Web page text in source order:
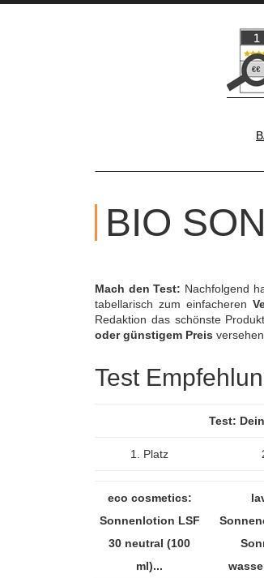
BIO
Mach den Test: Nachfolgend
tabellarisch zum einfacheren
Redaktion das schönste
oder günstigem Preis versehen.
Test
Test:
1. Platz
eco cosmetics:
Sonnenlotion LSF
30 neutral (100
ml)...